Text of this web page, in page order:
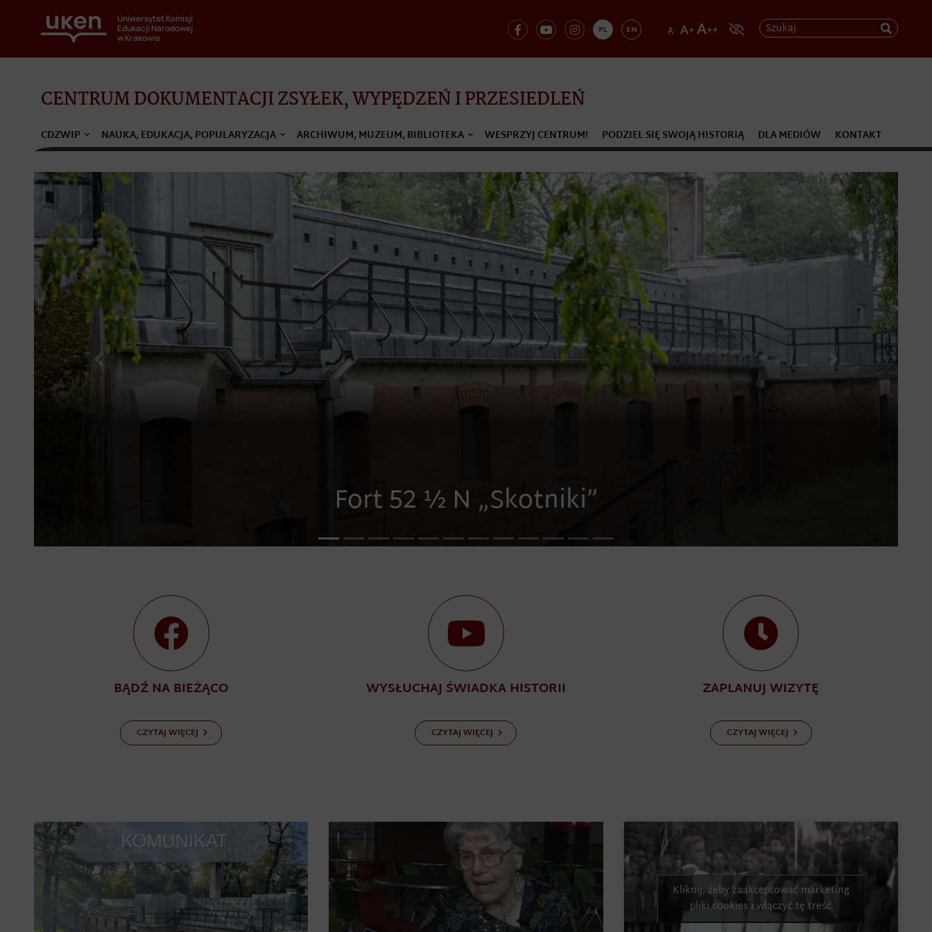
Uniwersytet Komisji
Edukacji Narodowej
w Krakowie
PL EN Szukaj
CENTRUM DOKUMENTACJI ZSYŁEK, WYPĘDZEŃ I PRZESIEDLEŃ
CDZWIP NAUKA, EDUKACJA, POPULARYZACJA ARCHIWUM, MUZEUM, BIBLIOTEKA WESPRZYJ CENTRUM! PODZIEL SIĘ SWOJĄ HISTORIĄ DLA MEDIÓW KONTAKT
Wystawa "Zesłani na Sybir. Losy..."
Poprzedni slajd Następny slajd
BĄDŹ NA BIEŻĄCO
CZYTAJ WIĘCEJ
WYSŁUCHAJ ŚWIADKA HISTORII
CZYTAJ WIĘCEJ
ZAPLANUJ WIZYTĘ
CZYTAJ WIĘCEJ
Kliknij, żeby zaakceptować marketing
pliki cookies i włączyć tę treść